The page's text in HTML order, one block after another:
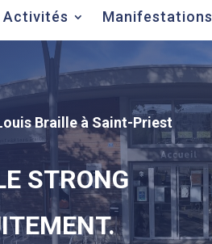
Activités Manifestations
Braille à Saint-Priest
STRONG